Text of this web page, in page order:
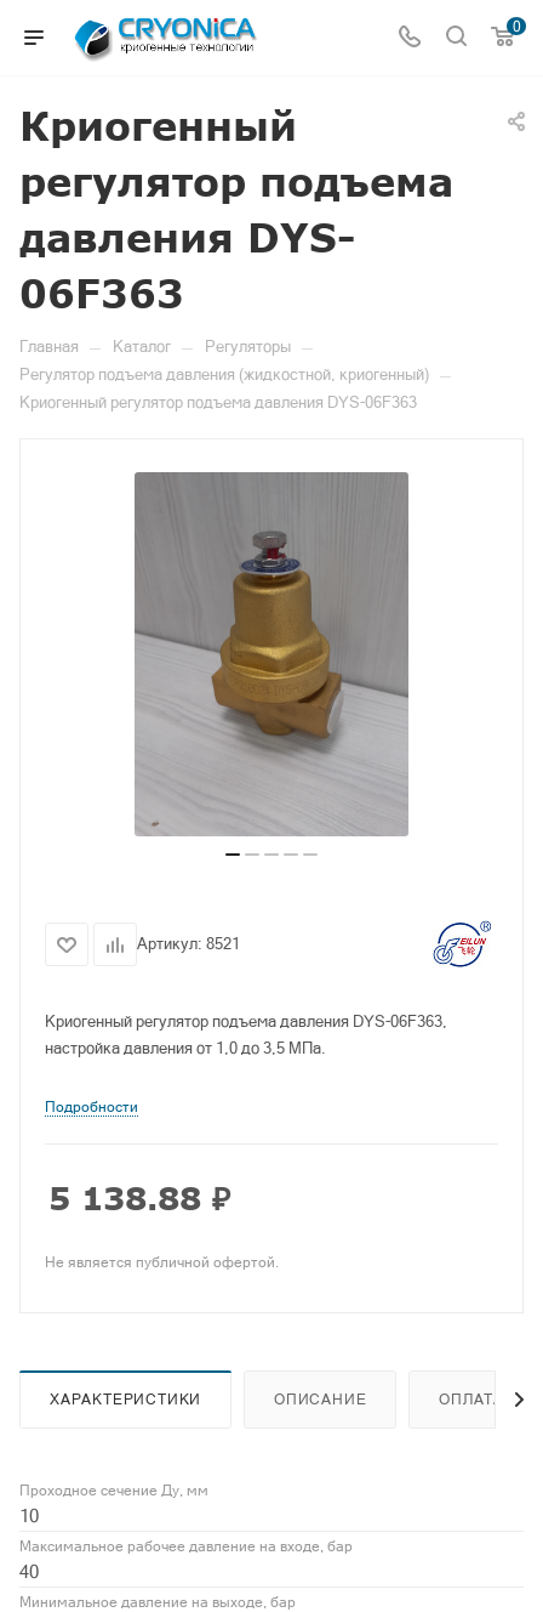
0
Криогенный
регулятор подъема
давления DYS-
06F363
Главная — Каталог — Регуляторы —
Регулятор подъема давления (жидкостной, криогенный) —
Криогенный регулятор подъема давления DYS-06F363
Артикул: 8521
Криогенный регулятор подъема давления DYS-06F363,
настройка давления от 1,0 до 3,5 МПа.
Подробности
5 138.88 ₽
Не является публичной офертой.
ХАРАКТЕРИСТИКИ ОПИСАНИЕ ОПЛАТА
Проходное сечение Ду, мм
10
Максимальное рабочее давление на входе, бар
40
Минимальное давление на выходе, бар